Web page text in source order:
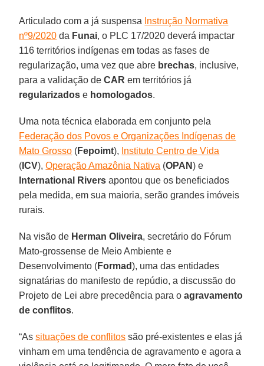
Articulado com a já suspensa Instrução Normativa
nº9/2020 da Funai, o PLC 17/2020 deverá impactar
116 territórios indígenas em todas as fases de
regularização, uma vez que abre brechas, inclusive,
para a validação deCAR em territórios já
regularizados e homologados.
Uma nota técnica elaborada em conjunto pela
Federação dos Povos e Organizações Indígenas de
Mato Grosso (Fepoimt), Instituto Centro de Vida
( ICV),Operação Amazônia Nativa (OPAN) e
International Rivers apontou que os beneficiados
pela medida, em sua maioria, serão grandes imóveis
rurais.
Na visão de Herman Oliveira, secretário do Fórum
Mato-grossense de Meio Ambiente e
Desenvolvimento (Formad), uma das entidades
signatárias do manifesto de repúdio, a discussão do
Projeto de Lei abre precedência para oagravamento
de conflitos.
“Assituações de conflitos são pré-existentes e elas já
vinham em uma tendência de agravamento e agora a